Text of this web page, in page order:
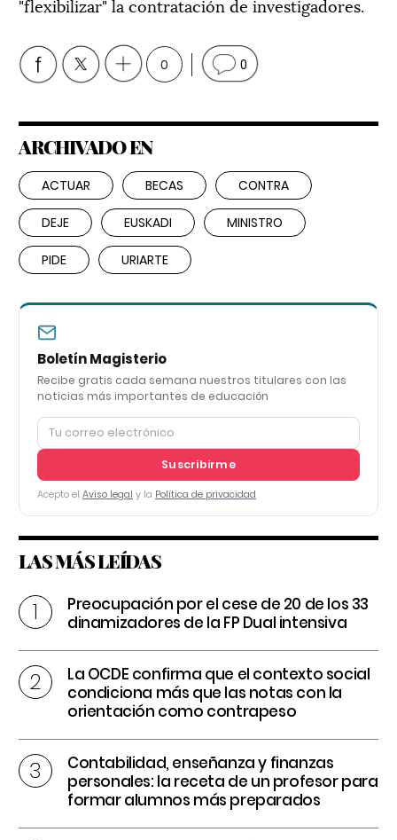
"flexibilizar" la contratación de investigadores.
0 0
ARCHIVADO EN
ACTUAR BECAS CONTRA
DEJE EUSKADI MINISTRO
PIDE URIARTE
Boletín Magisterio
Recibe gratis cada semana nuestros titulares con las
noticias más importantes de educación
Suscribirme
Acepto el Aviso legal y la Política de privacidad
LAS MÁS LEÍDAS
Preocupación por el cese de 20 de los 33
dinamizadores de la FP Dual intensiva
La OCDE confirma que el contexto social
condiciona más que las notas con la
orientación como contrapeso
Contabilidad, enseñanza y finanzas
personales: la receta de un profesor para
formar alumnos más preparados